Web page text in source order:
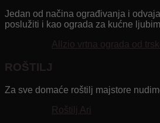
Jedan od načina ograđivanja i
poslužiti i kao ograda za kućne
Allzio vrtna ograda od
ROŠTILJ
Za sve domaće roštilj majstore
Roštilj Ari